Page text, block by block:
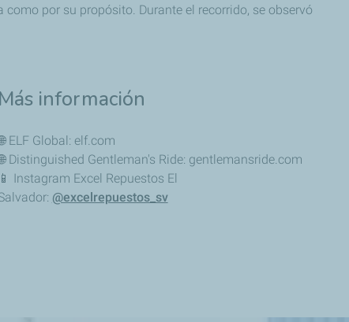
por su propósito. Durante el recorrido, se observó
Más información
ELF Global: elf.com
Distinguished Gentleman's Ride: gentlemansride.com
📱 Instagram Excel Repuestos El
@excelrepuestos_sv